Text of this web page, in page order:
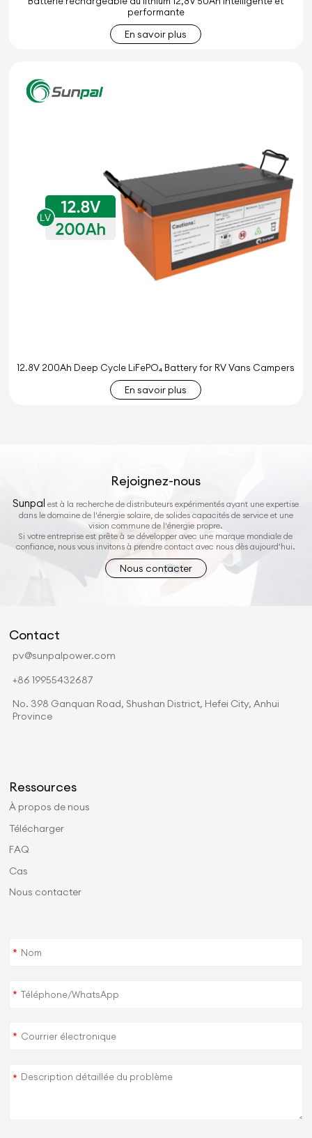
performante
En savoir plus
12.8V 200Ah Deep Cycle LiFePO₄ Battery for RV Vans Campers
En savoir plus
Rejoignez-nous
Sunpal est à la recherche de distributeurs expérimentés ayant une expertise
dans le domaine de l'énergie solaire, de solides capacités de service et une
vision commune de l'énergie propre.
Si votre entreprise est prête à se développer avec une marque mondiale de
confiance, nous vous invitons à prendre contact avec nous dès aujourd'hui.
Nous contacter
Contact
pv@sunpalpower.com
+86 19955432687
No. 398 Ganquan Road, Shushan District, Hefei City, Anhui
Province
Ressources
À propos de nous
Télécharger
FAQ
Cas
Nous contacter
*
*
*
*